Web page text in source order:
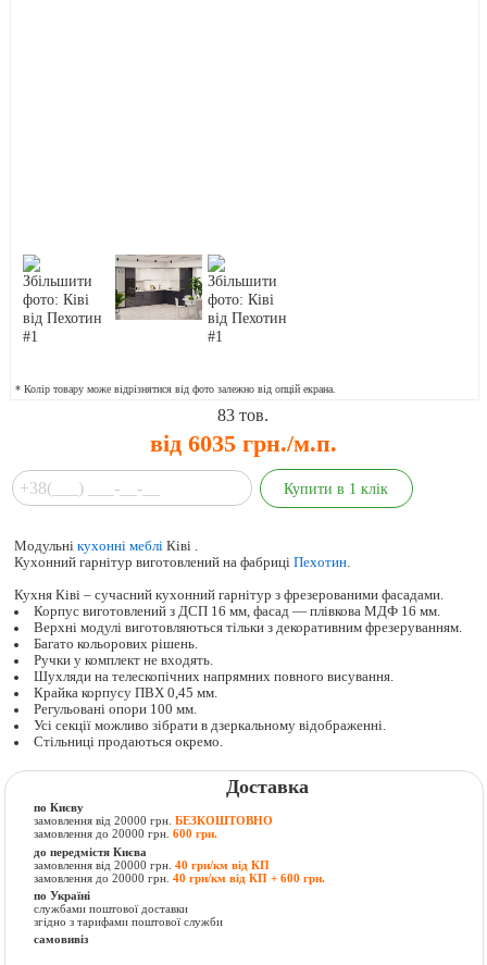
* Колір товару може відрізнятися від фото залежно від опцій екрана.
83тов.
від 6035 грн./м.п.
Модульнікухонні меблі Ківі .
Кухонний гарнітур виготовлений на фабриціПехотин.
Кухня Ківі – сучасний кухонний гарнітур з фрезерованими фасадами.
Корпус виготовлений з ДСП 16 мм, фасад — плівкова МДФ 16 мм.
Верхні модулі виготовляються тільки з декоративним фрезеруванням.
Багато кольорових рішень.
Ручки у комплект не входять.
Шухляди на телескопічних напрямних повного висування.
Крайка корпусу ПВХ 0,45 мм.
Регульовані опори 100 мм.
Усі секції можливо зібрати в дзеркальному відображенні.
Стільниці продаються окремо.
Доставка
по Києву
замовлення від 20000 грн.БЕЗКОШТОВНО
замовлення до 20000 грн.600 грн.
до передмістя Києва
замовлення від 20000 грн.40 грн/км від КП
замовлення до 20000 грн.40 грн/км від КП + 600 грн.
по Україні
службами поштової доставки
згідно з тарифами поштової служби
самовивіз